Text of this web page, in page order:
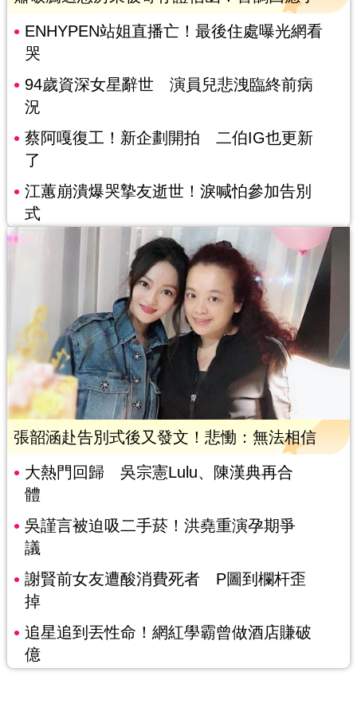
ENHYPEN站姐直播亡！最後住處曝光網看
哭
94歲資深女星辭世 演員兒悲洩臨終前病
況
蔡阿嘎復工！新企劃開拍 二伯IG也更新
了
江蕙崩潰爆哭摯友逝世！淚喊怕參加告別
式
張韶涵赴告別式後又發文！悲慟：無法相信
大熱門回歸 吳宗憲Lulu、陳漢典再合
體
吳謹言被迫吸二手菸！洪堯重演孕期爭
議
謝賢前女友遭酸消費死者 P圖到欄杆歪
掉
追星追到丟性命！網紅學霸曾做酒店賺破
億